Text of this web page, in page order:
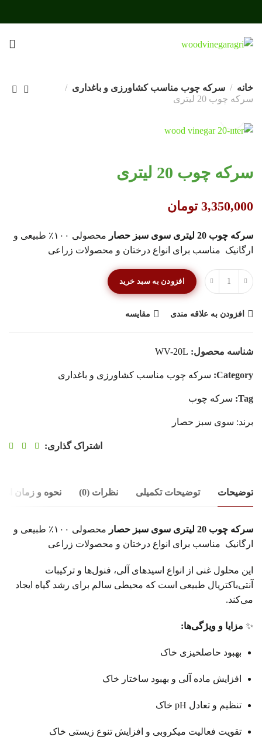
خانه
سرکه چوب مناسب کشاورزی و باغداری
سرکه چوب 20 لیتری
سرکه چوب 20 لیتری
3,350,000 تومان
سرکه چوب 20 لیتری سوی سبز حصار
محصولی ۱۰۰٪ طبیعی و
ارگانیک مناسب برای انواع درختان و محصولات زراعی
افزودن به سبد خرید
افزودن به علاقه مندی مقایسه
شناسه محصول: WV-20L
Category: سرکه چوب مناسب کشاورزی و باغداری
Tag: سرکه چوب
برند: سوی سبز حصار
اشتراک گذاری:
توضیحات توضیحات تکمیلی نظرات (0) نحوه و زمان
سرکه چوب 20 لیتری سوی سبز حصار
محصولی ۱۰۰٪ طبیعی و
ارگانیک مناسب برای انواع درختان و محصولات زراعی
این محلول غنی از انواع اسیدهای آلی، فنول‌ها و ترکیبات
آنتی‌باکتریال طبیعی است که محیطی سالم برای رشد گیاه ایجاد
می‌کند.
✨ مزایا و ویژگی‌ها:
بهبود حاصلخیزی خاک
افزایش ماده آلی و بهبود ساختار خاک
تنظیم و تعادل pH خاک
تقویت فعالیت میکروبی و افزایش تنوع زیستی خاک